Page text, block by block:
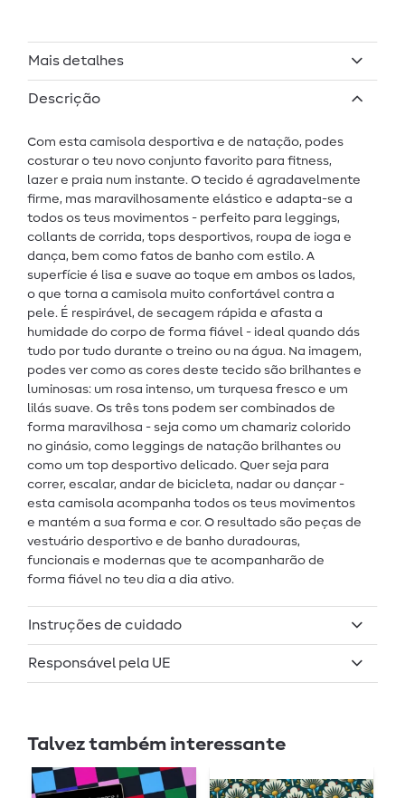
Mais detalhes
Descrição
Com esta camisola desportiva e de natação, podes
costurar o teu novo conjunto favorito para fitness,
lazer e praia num instante. O tecido é agradavelmente
firme, mas maravilhosamente elástico e adapta-se a
todos os teus movimentos - perfeito para leggings,
collants de corrida, tops desportivos, roupa de ioga e
dança, bem como fatos de banho com estilo. A
superfície é lisa e suave ao toque em ambos os lados,
o que torna a camisola muito confortável contra a
pele. É respirável, de secagem rápida e afasta a
humidade do corpo de forma fiável - ideal quando dás
tudo por tudo durante o treino ou na água. Na imagem,
podes ver como as cores deste tecido são brilhantes e
luminosas: um rosa intenso, um turquesa fresco e um
lilás suave. Os três tons podem ser combinados de
forma maravilhosa - seja como um chamariz colorido
no ginásio, como leggings de natação brilhantes ou
como um top desportivo delicado. Quer seja para
correr, escalar, andar de bicicleta, nadar ou dançar -
esta camisola acompanha todos os teus movimentos
e mantém a sua forma e cor. O resultado são peças de
vestuário desportivo e de banho duradouras,
funcionais e modernas que te acompanharão de
forma fiável no teu dia a dia ativo.
Instruções de cuidado
Responsável pela UE
Talvez também interessante